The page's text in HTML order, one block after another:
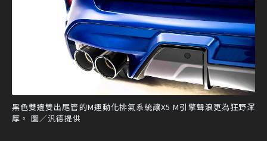
黑色雙邊雙出尾管的M運動化排氣系統讓X5 M引擎聲浪更為狂野渾
厚。 圖／汎德提供